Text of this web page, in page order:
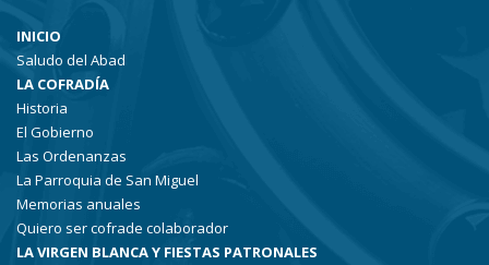
INICIO
Saludo del Abad
LA COFRADÍA
Historia
El Gobierno
Las Ordenanzas
La Parroquia de San Miguel
Memorias anuales
Quiero ser cofrade colaborador
LA VIRGEN BLANCA Y FIESTAS PATRONALES